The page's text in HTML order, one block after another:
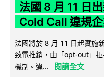
法國 8 月 11 日
Cold Call 違規
法國將於 8 月 11 日起實施
致電推銷，由「opt-out」
機制。違...
閱讀全文